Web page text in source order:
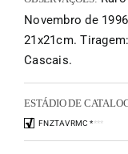
num estilo
o autor não
intimidade.
comentando
"Malus" de
Mike Diana,
Farrajota. No
sobre Sub #1,
Novembro de
21x21cm.
Cascais.
ESTÁDIO DE
FNZTAVRMC ****